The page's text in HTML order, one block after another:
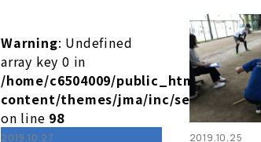
Warning: Undefined
array key 0 in
/home/c6504009/public_html/
content/themes/jma/inc/setup.php
on line 98
2019.10.27
2019.10.25